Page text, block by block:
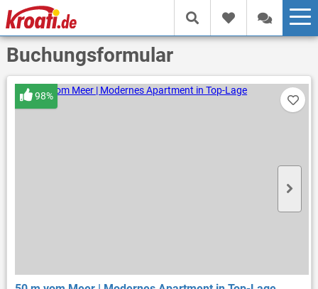
Buchungsformular
98%